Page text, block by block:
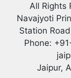
All Rights
Navajyoti
Station
Phone:
Jaipur,